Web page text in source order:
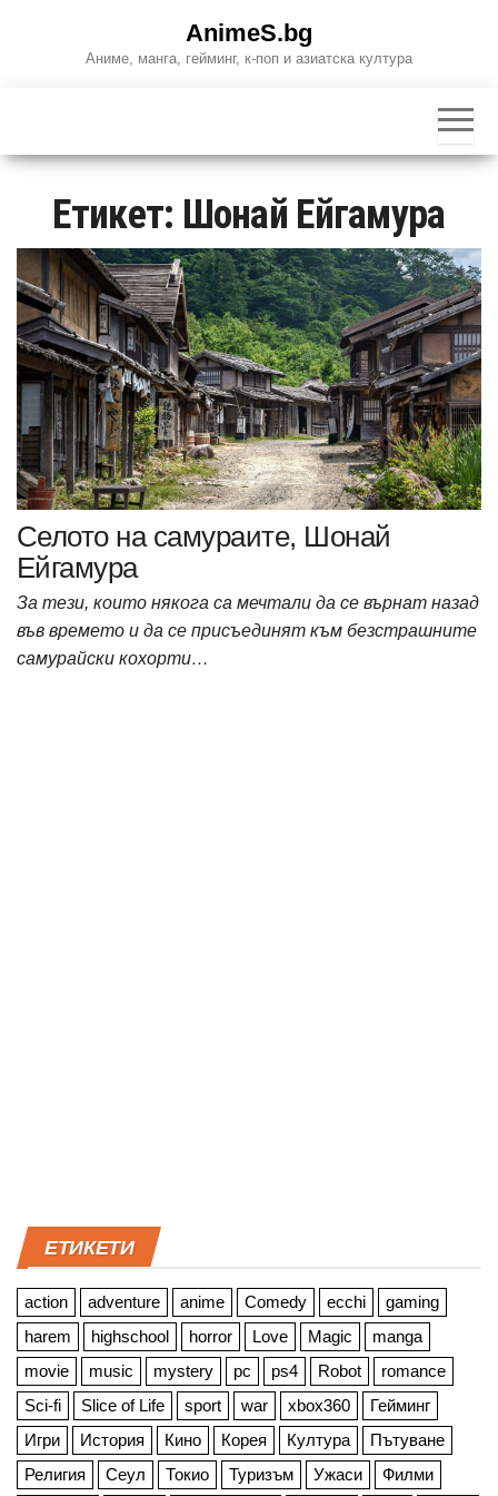
AnimeS.bg
Аниме, манга, гейминг, к-поп и азиатска култура
Етикет: Шонай Ейгамура
Селото на самураите, Шонай
Ейгамура
За тези, които някога са мечтали да се върнат назад
във времето и да се присъединят към безстрашните
самурайски кохорти…
ЕТИКЕТИ
action adventure anime Comedy ecchi
gaming
harem
highschool horror Love Magic
manga
movie
music mystery pc ps4 Robot
romance
Sci-fi
Slice of Life sport war xbox360
Гейминг
Игри
История Кино Корея Култура
Пътуване
Религия
Сеул Токио Туризъм Ужаси Филми